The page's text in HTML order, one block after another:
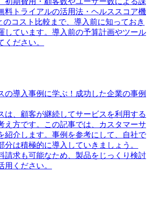
料トライアルの活用法・ヘルススコア機
のコスト比較まで、導入前に知っておき
しています。導入前の予算計画やツール
ください。
の導入事例に学ぶ！成功した企業の事例
は、顧客が継続してサービスを利用する
え方です。この記事では、カスタマーサ
紹介します。事例を参考にして、自社で
分は積極的に導入していきましょう。
請求も可能なため、製品をじっくり検討
用ください。